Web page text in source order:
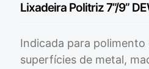
Lixadeira Politriz 7”/9”
Indicada para
superfícies de metal,